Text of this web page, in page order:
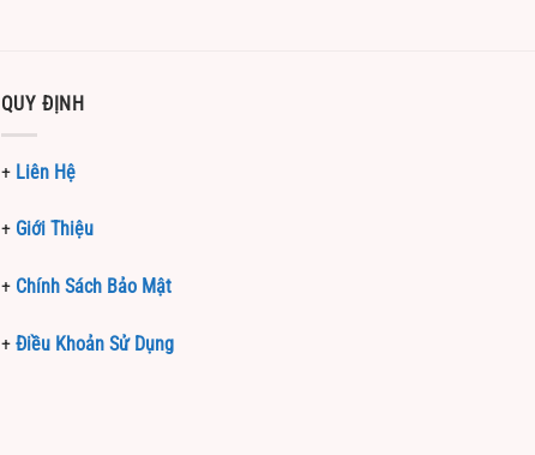
QUY ĐỊNH
+ Liên Hệ
+ Giới Thiệu
+ Chính Sách Bảo Mật
+ Điều Khoản Sử Dụng